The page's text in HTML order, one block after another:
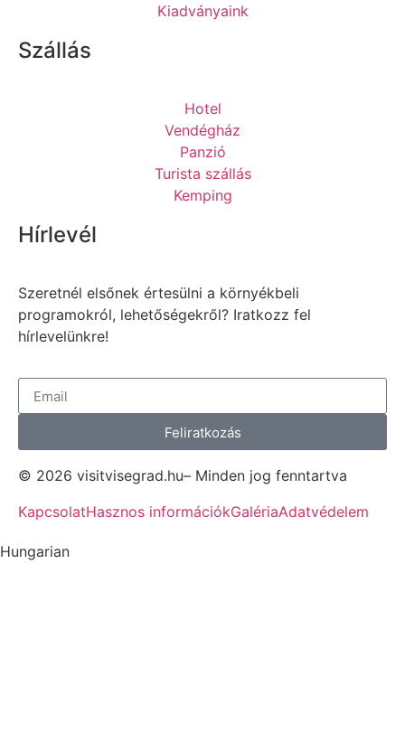
Kiadványaink
Szállás
Hotel
Vendégház
Panzió
Turista szállás
Kemping
Hírlevél
Szeretnél elsőnek értesülni a környékbeli
programokról, lehetőségekről? Iratkozz fel
hírlevelünkre!
Feliratkozás
© 2026 visitvisegrad.hu– Minden jog fenntartva
KapcsolatHasznos információkGalériaAdatvédelem
Hungarian